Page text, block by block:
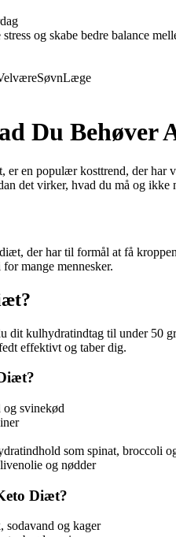
og skabe bedre balance
SøvnLæge
Du Behøver
en populær kosttrend, der har
det virker, hvad du må og ikke
der har til formål at få
mange mennesker.
dit kulhydratindtag til under 50
effektivt og taber dig.
svinekød
som spinat, broccoli
og nødder
Diæt?
sodavand og kager